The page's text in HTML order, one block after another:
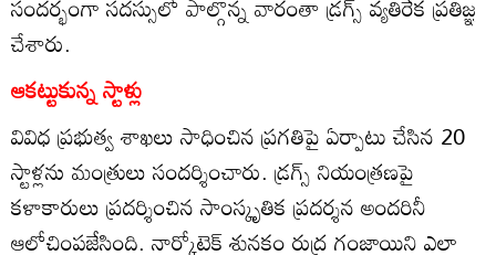
చేశారు.
ఆకట్టుకున్న స్టాళ్లు
వివిధ ప్రభుత్వ శాఖలు సాధించిన ప్రగతిపై ఏర్పాటు చేసిన 20
స్టాళ్లను మంత్రులు సందర్శించారు. డ్రగ్స్‌ నియంత్రణపై
కళాకారులు ప్రదర్శించిన సాంస్కృతిక ప్రదర్శన అందరినీ
ఆలోచింపజేసింది. నార్కోటెక్‌ శునకం రుద్ర గంజాయిని ఎలా